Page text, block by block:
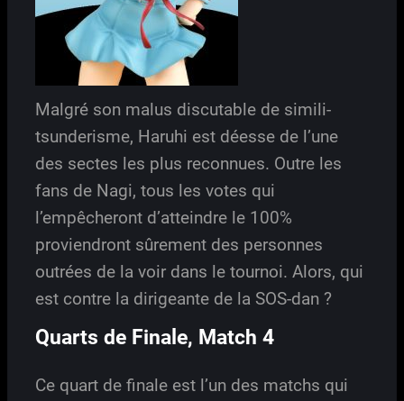
Malgré son malus discutable de simili-
tsunderisme, Haruhi est déesse de l’une
des sectes les plus reconnues. Outre les
fans de Nagi, tous les votes qui
l’empêcheront d’atteindre le 100%
proviendront sûrement des personnes
outrées de la voir dans le tournoi. Alors, qui
est contre la dirigeante de la SOS-dan ?
Quarts de Finale, Match 4
Ce quart de finale est l’un des matchs qui